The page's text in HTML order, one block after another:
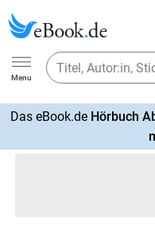
Ebook.de
Menu
Das eBook.de Hörbuch